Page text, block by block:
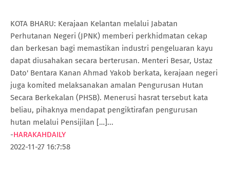
KOTA BHARU: Kerajaan Kelantan melalui Jabatan
Perhutanan Negeri (JPNK) memberi perkhidmatan cekap
dan berkesan bagi memastikan industri pengeluaran kayu
dapat diusahakan secara berterusan. Menteri Besar, Ustaz
Dato' Bentara Kanan Ahmad Yakob berkata, kerajaan negeri
juga komited melaksanakan amalan Pengurusan Hutan
Secara Berkekalan (PHSB). Menerusi hasrat tersebut kata
beliau, pihaknya mendapat pengiktirafan pengurusan
hutan melalui Pensijilan […]...
-HARAKAHDAILY
2022-11-27 16:7:58